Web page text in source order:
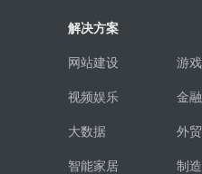
解决方案
网站建设 游
视频娱乐 金
大数据 外
智能家居 制